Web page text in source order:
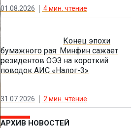
01.08.2026 4мин. чтение
Конец эпохи
бумажного рая: Минфин сажает
резидентов ОЭЗ на короткий
поводок АИС «Налог-3»
31.07.2026 2 мин. чтение
АРХИВ НОВОСТЕЙ